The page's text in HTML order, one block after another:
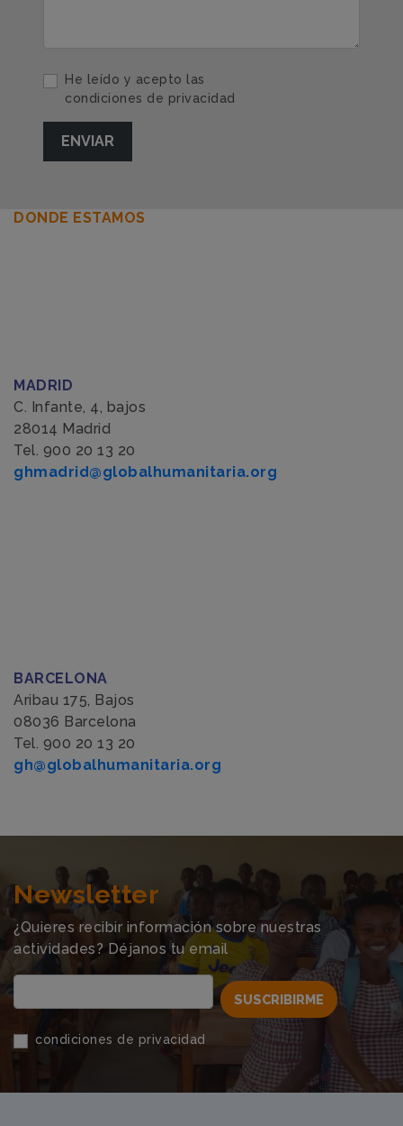
He leído y acepto las
condiciones de privacidad
DONDE ESTAMOS
MADRID
C. Infante, 4, bajos
28014 Madrid
Tel. 900 20 13 20
ghmadrid@globalhumanitaria.org
BARCELONA
Aribau 175, Bajos
08036 Barcelona
Tel. 900 20 13 20
gh@globalhumanitaria.org
Newsletter
¿Quieres recibir información sobre nuestras
actividades? Déjanos tu email
SUSCRIBIRME
condiciones de privacidad